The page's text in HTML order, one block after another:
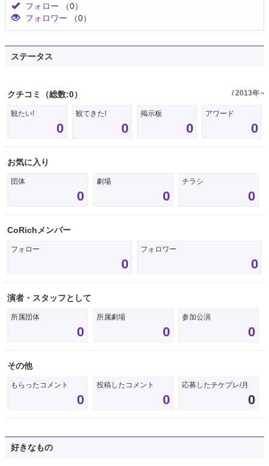
フォロー
（0）
フォロワー
（0）
ステータス
クチコミ （総数:0） / 2013年～
観たい!
0
観てきた!
0
掲示板
0
アワード
0
お気に入り
団体
0
劇場
0
チラシ
0
CoRichメンバー
フォロー
0
フォロワー
0
演者・スタッフとして
所属団体
0
所属劇場
0
参加公演
0
その他
もらったコメント
0
投稿したコメント
0
応募したチケプレ/月
0
好きなもの